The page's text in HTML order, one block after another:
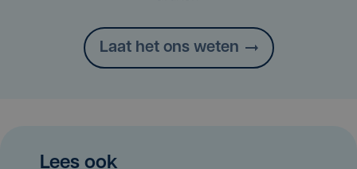
Laat het ons weten
Lees ook